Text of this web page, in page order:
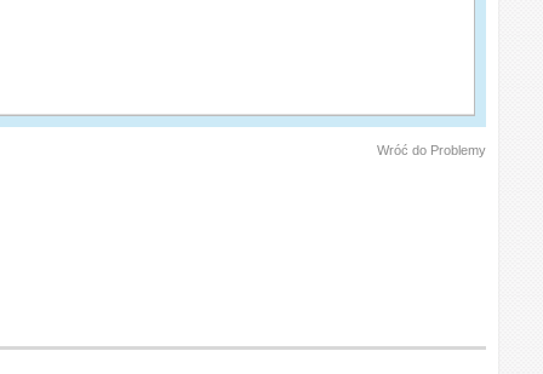
Wróć do Problemy